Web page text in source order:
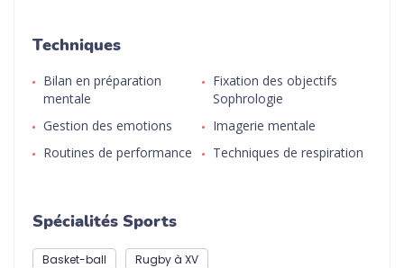
Techniques
Bilan en préparation
mentale
Fixation des objectifs
Sophrologie
Gestion des emotions
Imagerie mentale
Routines de performance
Techniques de respiration
Spécialités Sports
Basket-ball Rugby à XV